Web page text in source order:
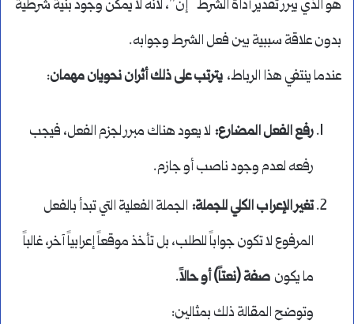
هو الذي يبرر تقدير أداة الشرط “إنْ”، لأنه لا يمكن وجود بنية شرطية
بدون علاقة سببية بين فعل الشرط وجوابه.
عندما ينتفي هذا الرباط، يترتب على ذلك أثران نحويان مهمان:
رفع الفعل المضارع: لا يعود هناك مبرر لجزم الفعل، فيجب
رفعه لعدم وجود ناصب أو جازم.
تغير الإعراب الكلي للجملة: الجملة الفعلية التي تبدأ بالفعل
المرفوع لا تكون جواباً للطلب، بل تأخذ موقعاً إعرابياً آخر، غالباً
ما يكون صفة (نعتاً) أو حالاً.
وتوضح المقالة ذلك بمثالين: